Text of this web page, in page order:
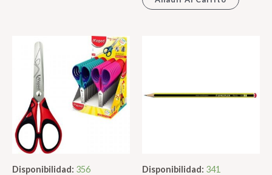
Disponibilidad: 356 Disponibilidad: 341